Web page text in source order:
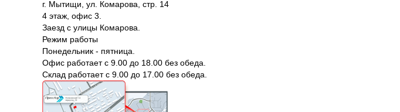
г. Мытищи, ул. Комарова, стр. 14
4 этаж, офис 3.
Заезд с улицы Комарова.
Режим работы
Понедельник - пятница.
Офис работает с 9.00 до 18.00 без обеда.
Склад работает с 9.00 до 17.00 без обеда.